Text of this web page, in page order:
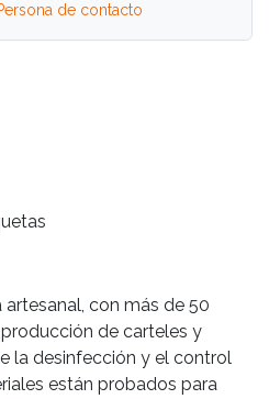
de contacto
con más de 50
de carteles y
la desinfección y el control
están probados para